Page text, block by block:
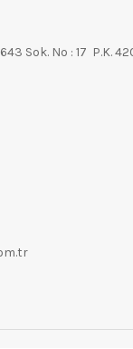
Sok. No : 17 P.K.